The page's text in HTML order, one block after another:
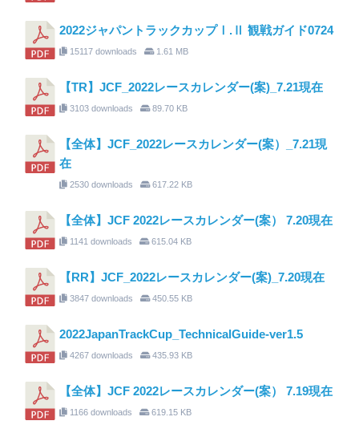
2022ジャパントラックカップⅠ.Ⅱ 観戦ガイド0724
15117 downloads 1.61 MB
【TR】JCF_2022レースカレンダー(案)_7.21現在
3103 downloads 89.70 KB
【全体】JCF_2022レースカレンダー(案）_7.21現
在
2530 downloads 617.22 KB
【全体】JCF 2022レースカレンダー(案） 7.20現在
1141 downloads 615.04 KB
【RR】JCF_2022レースカレンダー(案)_7.20現在
3847 downloads 450.55 KB
2022JapanTrackCup_TechnicalGuide-ver1.5
4267 downloads 435.93 KB
【全体】JCF 2022レースカレンダー(案） 7.19現在
1166 downloads 619.15 KB